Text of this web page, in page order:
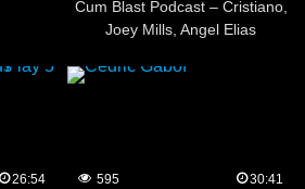
Cum Blast Podcast – Cristiano,
Joey Mills, Angel Elias
26:54
595
30:41